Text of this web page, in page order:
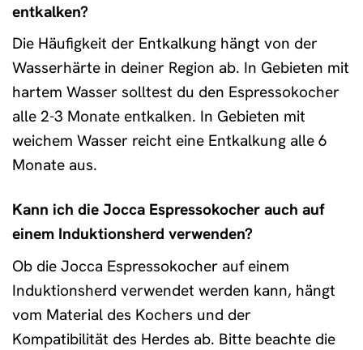
entkalken?
Die Häufigkeit der Entkalkung hängt von der
Wasserhärte in deiner Region ab. In Gebieten mit
hartem Wasser solltest du den Espressokocher
alle 2-3 Monate entkalken. In Gebieten mit
weichem Wasser reicht eine Entkalkung alle 6
Monate aus.
Kann ich die Jocca Espressokocher auch auf
einem Induktionsherd verwenden?
Ob die Jocca Espressokocher auf einem
Induktionsherd verwendet werden kann, hängt
vom Material des Kochers und der
Kompatibilität des Herdes ab. Bitte beachte die